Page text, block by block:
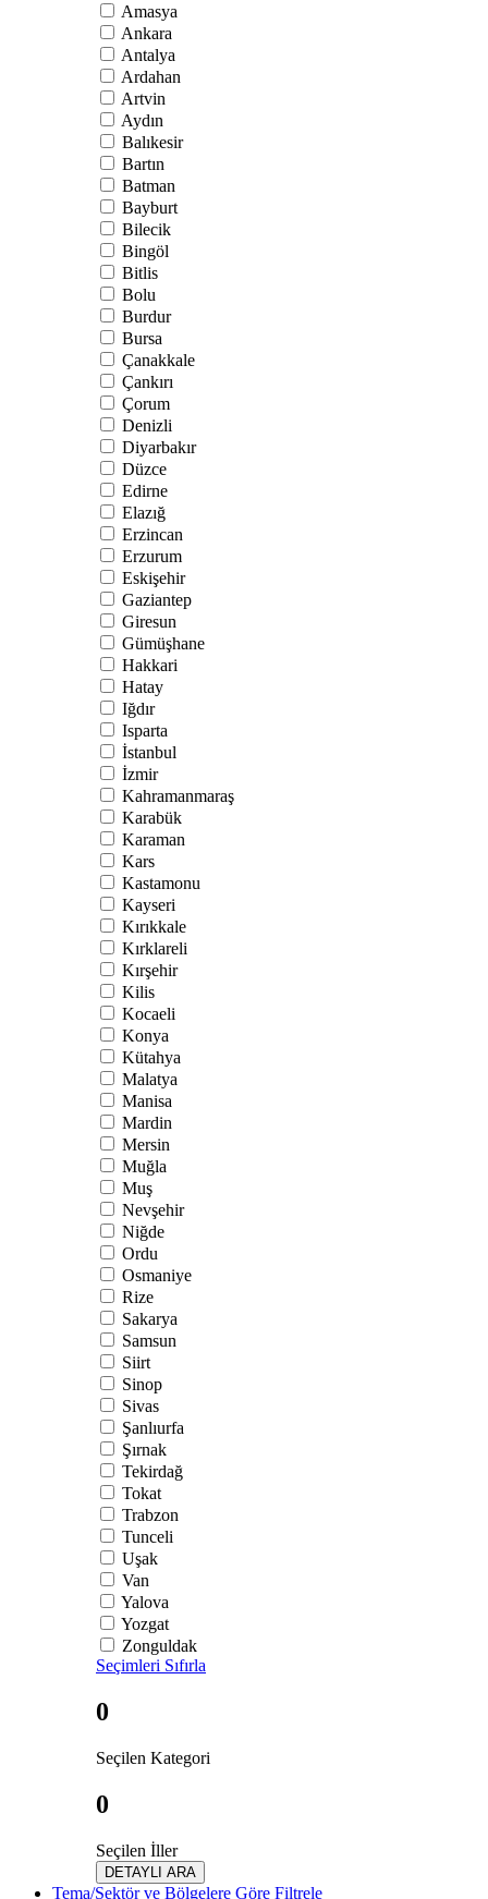
Amasya
Ankara
Antalya
Ardahan
Artvin
Aydın
Balıkesir
Bartın
Batman
Bayburt
Bilecik
Bingöl
Bitlis
Bolu
Burdur
Bursa
Çanakkale
Çankırı
Çorum
Denizli
Diyarbakır
Düzce
Edirne
Elazığ
Erzincan
Erzurum
Eskişehir
Gaziantep
Giresun
Gümüşhane
Hakkari
Hatay
Iğdır
Isparta
İstanbul
İzmir
Kahramanmaraş
Karabük
Karaman
Kars
Kastamonu
Kayseri
Kırıkkale
Kırklareli
Kırşehir
Kilis
Kocaeli
Konya
Kütahya
Malatya
Manisa
Mardin
Mersin
Muğla
Muş
Nevşehir
Niğde
Ordu
Osmaniye
Rize
Sakarya
Samsun
Siirt
Sinop
Sivas
Şanlıurfa
Şırnak
Tekirdağ
Tokat
Trabzon
Tunceli
Uşak
Van
Yalova
Yozgat
Zonguldak
Seçimleri Sıfırla
0
Seçilen Kategori
0
Seçilen İller
DETAYLI ARA
Tema/Sektör ve Bölgelere Göre Filtrele